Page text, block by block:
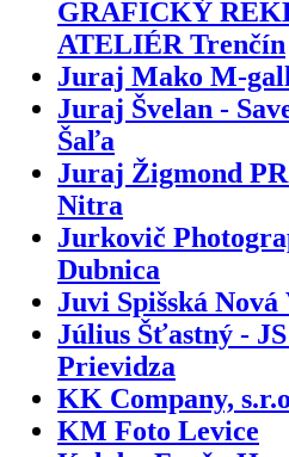
GRAFICKÝ
ATELIÉR Trenčín
Juraj Mako M-
Juraj Švelan -
Šaľa
Juraj Žigmond
Nitra
Jurkovič
Dubnica
Juvi Spišská Nová
Július Šťastný -
Prievidza
KK Company,
KM Foto Levice